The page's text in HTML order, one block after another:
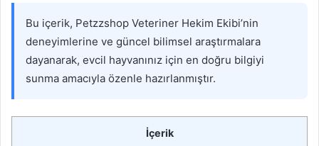
Bu içerik, Petzzshop Veteriner Hekim Ekibi’nin
deneyimlerine ve güncel bilimsel araştırmalara
dayanarak, evcil hayvanınız için en doğru bilgiyi
sunma amacıyla özenle hazırlanmıştır.
İçerik